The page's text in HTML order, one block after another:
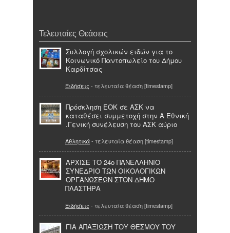
Τελευταίες Θεάσεις
Συλλογή σχολικών ειδών για το
Κοινωνικό Παντοπωλείο του Δήμου
Καρδίτσας
Ειδήσεις - τελευταία θέαση [timestamp]
Πρόσκληση ΕΟΚ σε ΑΣΚ να
καταθέσει συμμετοχή στην Α Εθνική
.Γενική συνέλευση του ΑΣΚ αύριο
Αθλητικά- τελευταία θέαση [timestamp]
ΑΡΧΙΣΕ ΤΟ 24ο ΠΑΝΕΛΛΗΝΙΟ
ΣΥΝΕΔΡΙΟ ΤΩΝ ΟΙΚΟΛΟΓΙΚΩΝ
ΟΡΓΑΝΩΣΕΩΝ ΣΤΟΝ ΔΗΜΟ
ΠΛΑΣΤΗΡΑ
Ειδήσεις - τελευταία θέαση [timestamp]
ΓΙΑ ΑΠΑΞΙΩΣΗ ΤΟΥ ΘΕΣΜΟΥ ΤΟΥ